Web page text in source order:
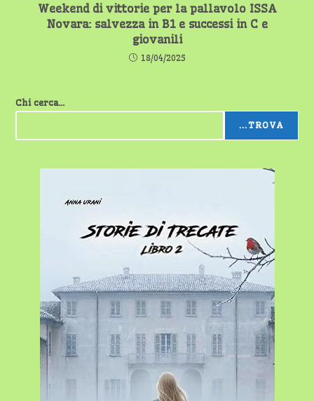
Weekend di vittorie per la pallavolo ISSA
Novara: salvezza in B1 e successi in C e
giovanili
18/04/2025
Chi cerca...
...TROVA